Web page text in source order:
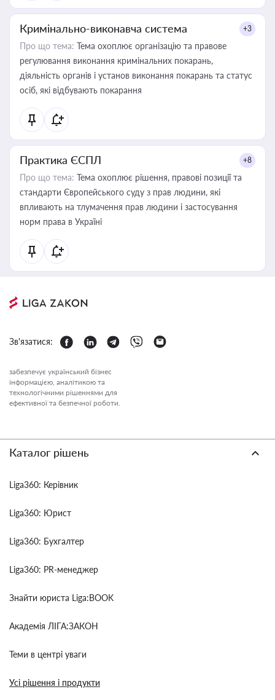
Кримінально-виконавча система +3
Про що тема: Тема охоплює організацію та правове
регулювання виконання кримінальних покарань,
діяльність органів і установ виконання покарань та статус
осіб, які відбувають покарання
Практика ЄСПЛ +8
Про що тема: Тема охоплює рішення, правові позиції та
стандарти Європейського суду з прав людини, які
впливають на тлумачення прав людини і застосування
норм права в Україні
Зв'язатися:
забезпечує український бізнес
інформацією, аналітикою та
технологічними рішеннями для
ефективної та безпечної роботи.
Каталог рішень
Liga360: Керівник
Liga360: Юрист
Liga360: Бухгалтер
Liga360: PR-менеджер
Знайти юриста Liga:BOOK
Академія ЛІГА:ЗАКОН
Теми в центрі уваги
Усі рішення і продукти